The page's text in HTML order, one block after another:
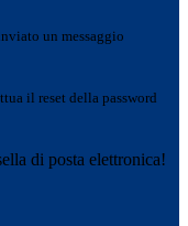
un messaggio
il reset della password
di posta elettronica!